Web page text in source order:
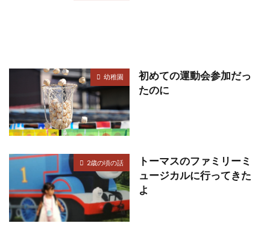
幼稚園
初めての運動会参加だっ
たのに
2歳の頃の話
トーマスのファミリーミ
ュージカルに行ってきた
よ